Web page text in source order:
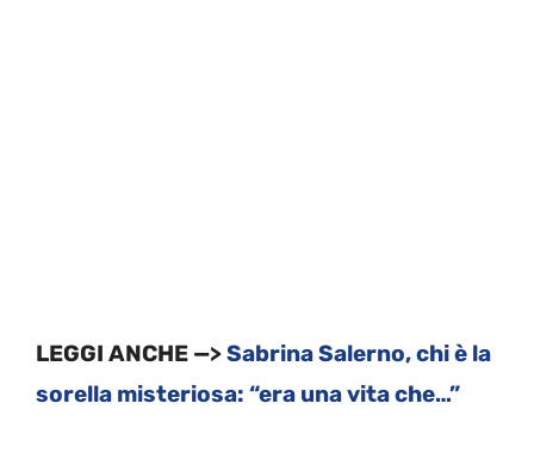
LEGGI ANCHE —>Sabrina Salerno, chi è la
sorella misteriosa: “era una vita che…”